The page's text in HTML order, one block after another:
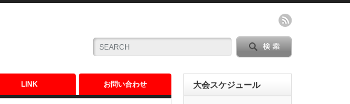
LINK お問い合わせ 大会スケジュール